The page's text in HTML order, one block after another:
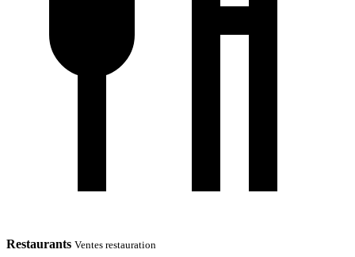
Restaurants Ventes restauration